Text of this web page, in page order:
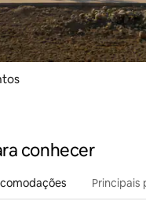
conhecer